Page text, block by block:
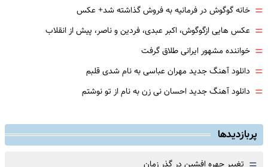
= خانه گوگوش در فرمانیه به فروش گذاشته شد+ عکس
= عکس هایی ازگوگوش، اکبر عبدی، فردین و ناصر، پیش از انقلاب
= خواننده مشهور ایرانی طلاق گرفت
= دانلود آهنگ جدید مهران عباسی به نام شدی قلبم
= دانلود آهنگ جدید احسان نی زن به نام از تو نوشتم
پربازدیدها
تغییر چهره افشین در گذر زمان